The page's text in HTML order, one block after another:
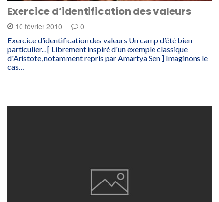
Exercice d’identification des valeurs
10 février 2010 0
Exercice d’identification des valeurs Un camp d’été bien
particulier... [ Librement inspiré d'un exemple classique
d'Aristote, notamment repris par Amartya Sen ] Imaginons le
cas…